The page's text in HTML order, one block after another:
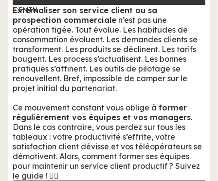
5MIN
Externaliser son service client ou sa
prospection commerciale n’est pas une
opération figée. Tout évolue. Les habitudes de
consommation évoluent. Les demandes clients se
transforment. Les produits se déclinent. Les tarifs
bougent. Les process s’actualisent. Les bonnes
pratiques s’affinent. Les outils de pilotage se
renouvellent. Bref, impossible de camper sur le
projet initial du partenariat.
Ce mouvement constant vous oblige à former
régulièrement vos équipes et vos managers.
Dans le cas contraire, vous perdez sur tous les
tableaux : votre productivité s’effrite, votre
satisfaction client dévisse et vos téléopérateurs se
démotivent. Alors, comment former ses équipes
pour maintenir un service client productif ? Suivez
le guide ! 🧙‍♂️